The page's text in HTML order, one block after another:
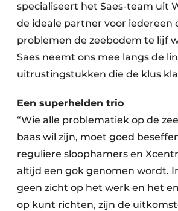
specialiseert het Saes-team uit
de ideale partner voor iedereen
problemen de zeebodem te lijf
Saes neemt ons mee langs de
uitrustingstukken die de klus
Een superhelden trio
“Wie alle problematiek op de
baas wil zijn, moet goed
reguliere sloophamers en
altijd een gok genomen wordt.
geen zicht op het werk en het
op kunt richten, zijn de